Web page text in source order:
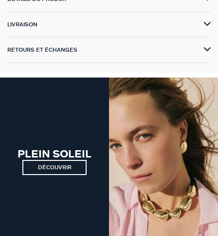
GÉNÉRATION AGATHA
LIVRAISON
RETOURS ET ÉCHANGES
PLEIN SOLEIL
DÉCOUVRIR